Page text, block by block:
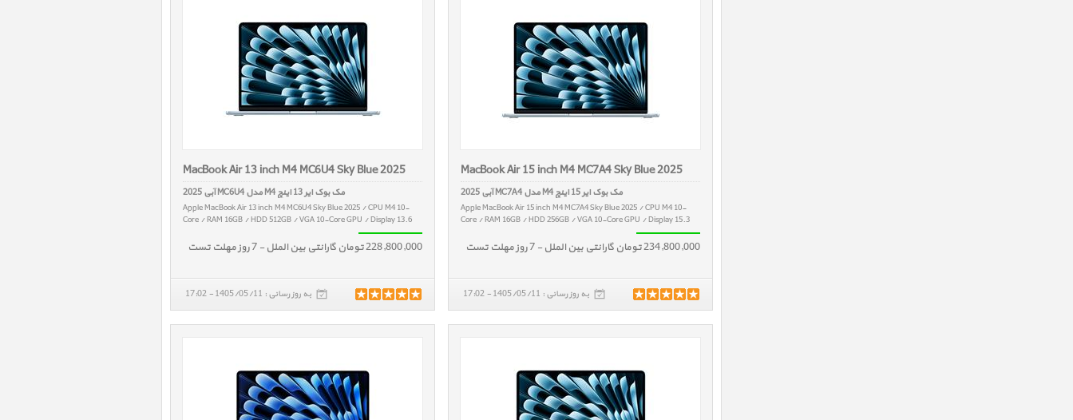
MacBook Air 15 inch M4 MC7A4 Sky Blue 2025
مک بوک ایر 15 اینچ M4 مدل MC7A4 آبی 2025
Apple MacBook Air 15 inch M4 MC7A4 Sky Blue 2025 / CPU M4 10-
Core / RAM 16GB / HDD 256GB / VGA 10-Core GPU / Display 15.3
234,800,000 تومان گارانتی بین الملل - 7 روز مهلت تست
به روز رسانی : 1405/05/11 - 17:02
MacBook Air 13 inch M4 MC6U4 Sky Blue 2025
مک بوک ایر 13 اینچ M4 مدل MC6U4 آبی 2025
Apple MacBook Air 13 inch M4 MC6U4 Sky Blue 2025 / CPU M4 10-
Core / RAM 16GB / HDD 512GB / VGA 10-Core GPU / Display 13.6
228,800,000 تومان گارانتی بین الملل - 7 روز مهلت تست
به روز رسانی : 1405/05/11 - 17:02